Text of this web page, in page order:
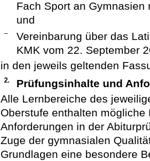
Fach Sport an
und
–
Vereinbarung über das
KMK vom 22. September
in den jeweils geltenden
2.
Prüfungsinhalte und
Alle Lernbereiche des
Oberstufe enthalten
Anforderungen in der
Zuge der gymnasialen
Grundlagen eine besondere